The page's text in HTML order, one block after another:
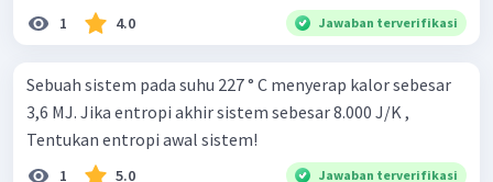
1 4.0 Jawaban terverifikasi
Sebuah sistem pada suhu 227 ° C menyerap kalor sebesar
3,6 MJ. Jika entropi akhir sistem sebesar 8.000 J/K ,
Tentukan entropi awal sistem!
1 5.0 Jawaban terverifikasi